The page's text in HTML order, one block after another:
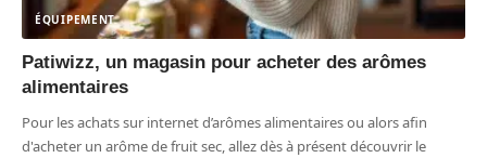
ÉQUIPEMENT
Patiwizz, un magasin pour acheter des arômes
alimentaires
Pour les achats sur internet d’arômes alimentaires ou alors afin
d'acheter un arôme de fruit sec, allez dès à présent découvrir le